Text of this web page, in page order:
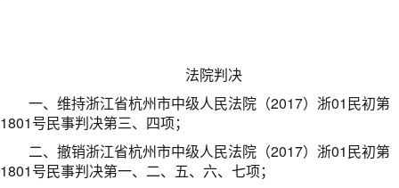
法院判决
一、维持浙江省杭州市中级人民法院（2017）浙01民初第
1801号民事判决第三、四项；
二、撤销浙江省杭州市中级人民法院（2017）浙01民初第
1801号民事判决第一、二、五、六、七项；